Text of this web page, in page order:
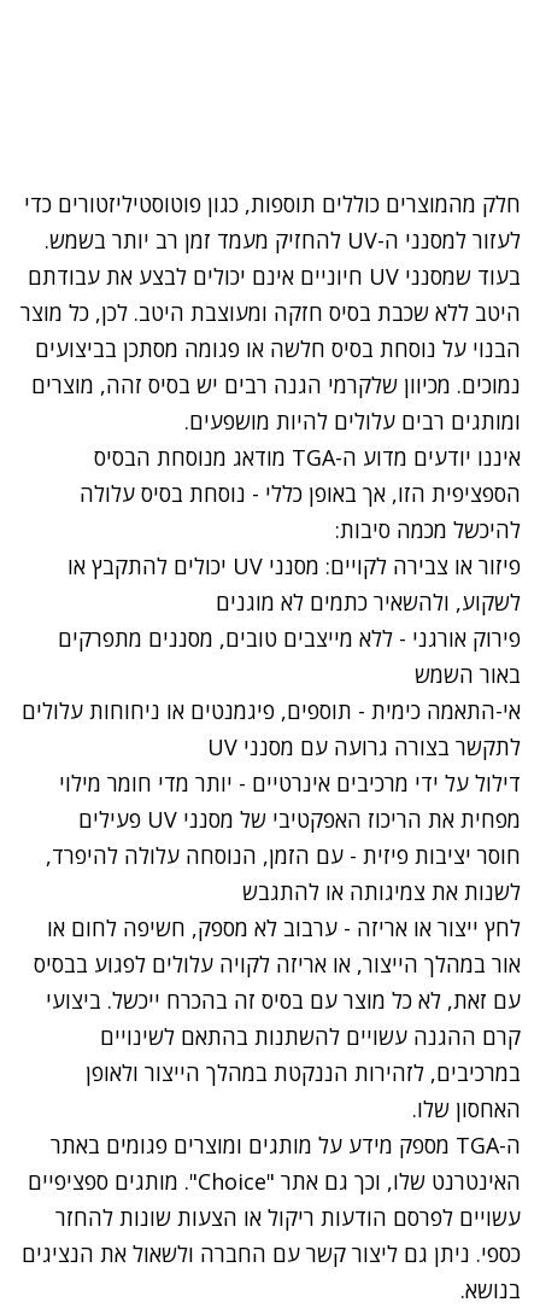
חלק מהמוצרים כוללים תוספות, כגון פוטוסטיליזטורים כדי
לעזור למסנני ה-UV להחזיק מעמד זמן רב יותר בשמש.
בעוד שמסנני UV חיוניים אינם יכולים לבצע את עבודתם
היטב ללא שכבת בסיס חזקה ומעוצבת היטב. לכן, כל מוצר
הבנוי על נוסחת בסיס חלשה או פגומה מסתכן בביצועים
נמוכים. מכיוון שלקרמי הגנה רבים יש בסיס זהה, מוצרים
ומותגים רבים עלולים להיות מושפעים.
איננו יודעים מדוע ה-TGA מודאג מנוסחת הבסיס
הספציפית הזו, אך באופן כללי - נוסחת בסיס עלולה
להיכשל מכמה סיבות:
פיזור או צבירה לקויים: מסנני UV יכולים להתקבץ או
לשקוע, ולהשאיר כתמים לא מוגנים
פירוק אורגני - ללא מייצבים טובים, מסננים מתפרקים
באור השמש
אי-התאמה כימית - תוספים, פיגמנטים או ניחוחות עלולים
לתקשר בצורה גרועה עם מסנני UV
דילול על ידי מרכיבים אינרטיים - יותר מדי חומר מילוי
מפחית את הריכוז האפקטיבי של מסנני UV פעילים
חוסר יציבות פיזית - עם הזמן, הנוסחה עלולה להיפרד,
לשנות את צמיגותה או להתגבש
לחץ ייצור או אריזה - ערבוב לא מספק, חשיפה לחום או
אור במהלך הייצור, או אריזה לקויה עלולים לפגוע בבסיס
עם זאת, לא כל מוצר עם בסיס זה בהכרח ייכשל. ביצועי
קרם ההגנה עשויים להשתנות בהתאם לשינויים
במרכיבים, לזהירות הננקטת במהלך הייצור ולאופן
האחסון שלו.
ה-TGA מספק מידע על מותגים ומוצרים פגומים באתר
האינטרנט שלו, וכך גם אתר "
Choice". מותגים ספציפיים
עשויים לפרסם הודעות ריקול או הצעות שונות להחזר
כספי. ניתן גם ליצור קשר עם החברה ולשאול את הנציגים
בנושא.